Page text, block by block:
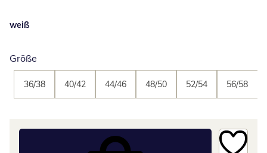
weiß
Größe
36/38 40/42 44/46 48/50 52/54 56/58